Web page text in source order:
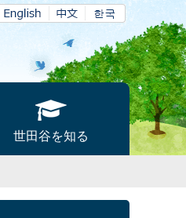
世田谷を知る